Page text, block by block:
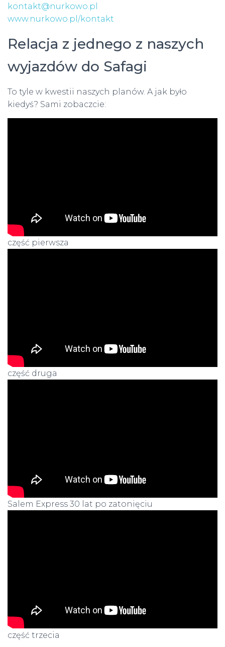
kontakt@nurkowo.pl
www.nurkowo.pl/kontakt
Relacja z jednego z naszych
wyjazdów do Safagi
To tyle w kwestii naszych planów. A jak było
kiedyś? Sami zobaczcie:
część pierwsza
część druga
Salem Express 30 lat po zatonięciu
część trzecia